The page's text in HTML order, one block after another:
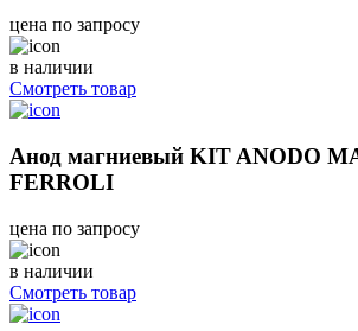
цена по запросу
в наличии
Смотреть товар
Анод магниевый KIT ANODO
FERROLI
цена по запросу
в наличии
Смотреть товар